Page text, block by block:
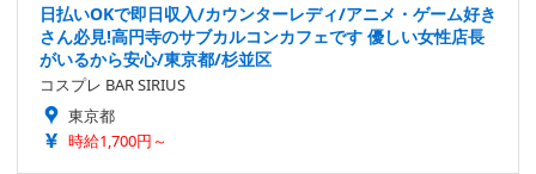
日払いOKで即日収入/カウンターレディ/アニメ・ゲーム好き
さん必見!高円寺のサブカルコンカフェです 優しい女性店長
がいるから安心/東京都/杉並区
コスプレ BAR SIRIUS
東京都
時給1,700円～